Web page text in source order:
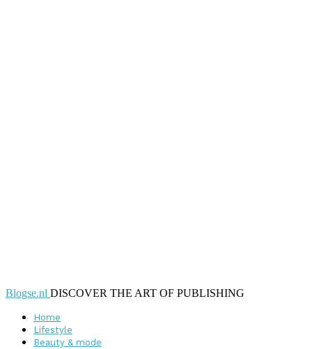
Blogse.nl DISCOVER THE ART OF PUBLISHING
Home
Lifestyle
Beauty & mode